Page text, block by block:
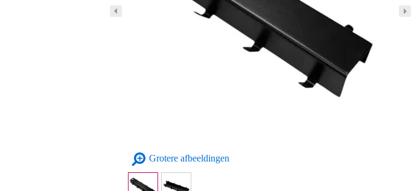
Grotere afbeeldingen